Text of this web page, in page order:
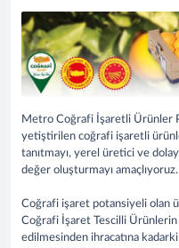
Metro Coğrafi İşaretli Ürünler
yetiştirilen coğrafi işaretli
tanıtmayı, yerel üretici ve
değer oluşturmayı
Coğrafi işaret potansiyeli olan
Coğrafi İşaret Tescilli Ürünlerin
edilmesinden ihracatına